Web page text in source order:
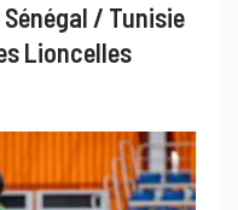
/ Tunisie
Lioncelles